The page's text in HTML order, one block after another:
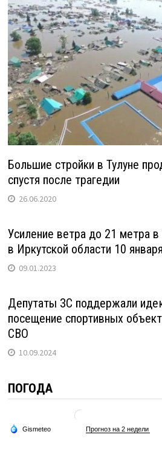
Большие стройки в Тулуне
спустя после трагедии
26.06.2020
Усиление ветра до 21 метра
в Иркутской области 10 января
09.01.2023
Депутаты ЗС поддержали
посещение спортивных
СВО
10.09.2024
ПОГОДА